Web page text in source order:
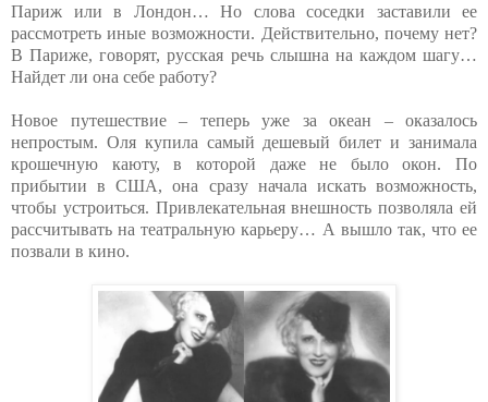
Париж или в Лондон… Но слова соседки заставили ее
рассмотреть иные возможности. Действительно, почему нет?
В Париже, говорят, русская речь слышна на каждом шагу…
Найдет ли она себе работу?
Новое путешествие – теперь уже за океан – оказалось
непростым. Оля купила самый дешевый билет и занимала
крошечную каюту, в которой даже не было окон. По
прибытии в США, она сразу начала искать возможность,
чтобы устроиться. Привлекательная внешность позволяла ей
рассчитывать на театральную карьеру… А вышло так, что ее
позвали в кино.